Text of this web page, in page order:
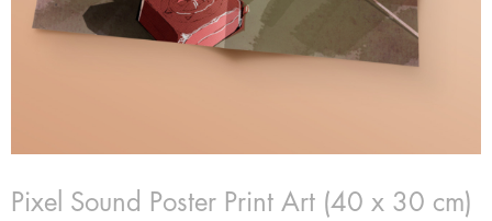
Pixel Sound Poster Print Art (40 x 30 cm)